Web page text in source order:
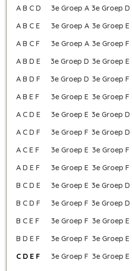
A B C D
3e Groep A 3e Groep D
A B C E
3e Groep A 3e Groep E
A B C F
3e Groep A 3e Groep F
A B D E
3e Groep D 3e Groep E
A B D F
3e Groep D 3e Groep F
A B E F
3e Groep E 3e Groep F
A C D E
3e Groep E 3e Groep D
A C D F
3e Groep F 3e Groep D
A C E F
3e Groep E 3e Groep F
A D E F
3e Groep E 3e Groep F
B C D E
3e Groep E 3e Groep D
B C D F
3e Groep F 3e Groep D
B C E F
3e Groep F 3e Groep E
B D E F
3e Groep F 3e Groep E
C D E F
3e Groep F 3e Groep E